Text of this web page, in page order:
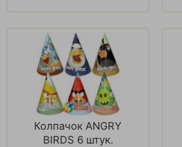
Колпачок ANGRY
BIRDS 6 штук.